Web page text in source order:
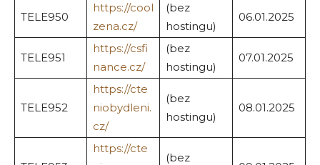
TELE950
https://cool
zena.cz/
(bez
hostingu)
06.01.2025
TELE951
https://csfi
nance.cz/
(bez
hostingu)
07.01.2025
TELE952
https://cte
niobydleni.
cz/
(bez
hostingu)
08.01.2025
https://cte
(bez